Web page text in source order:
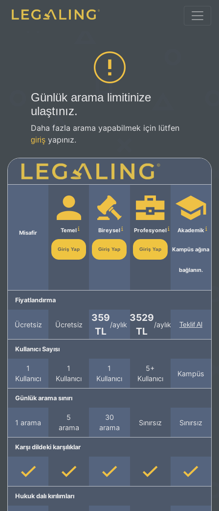
Günlük arama limitinize
ulaştınız.
Daha fazla arama yapabilmek için lütfen
giriş yapınız.
Misafir Temel
Giriş Yap
Bireysel
Giriş Yap
Profesyonel
Giriş Yap
Akademik
Kampüs ağına
bağlanın.
Fiyatlandırma
Ücretsiz Ücretsiz
359
TL
/aylık
3529
TL
/aylık Teklif Al
Kullanıcı Sayısı
1
Kullanıcı
1
Kullanıcı
1
Kullanıcı
5+
Kullanıcı
Kampüs
Günlük arama sınırı
1 arama
5
arama
30
arama
Sınırsız Sınırsız
Karşı dildeki karşılıklar
Hukuk dalı kırılımları